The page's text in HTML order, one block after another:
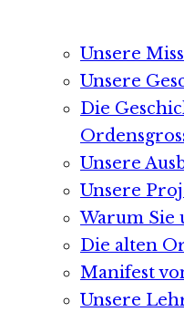
Unsere
Unsere
Die
Unsere
Unsere
Warum Sie
Die alten
Manifest
Unsere